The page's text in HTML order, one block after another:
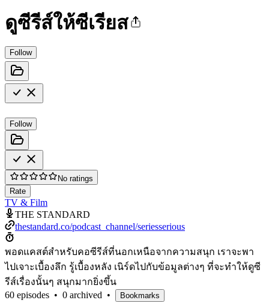
ดูซีรีส์ให้ซีเรียส
Follow
Follow
No ratings
Rate
TV & Film
THE STANDARD
thestandard.co/podcast_channel/seriesserious
พอดแคสต์สำหรับคอซีรีส์ที่นอกเหนือจากความสนุก เราจะพา
ไปเจาะเบื้องลึก รู้เบื้องหลัง เนิร์ดไปกับข้อมูลต่างๆ ที่จะทำให้ดูซี
รีส์เรื่องนั้นๆ สนุกมากยิ่งขึ้น
60 episodes • 0 archived • Bookmarks